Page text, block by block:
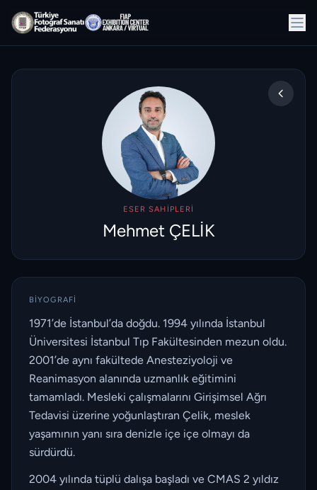
ESER SAHIPLERI
Mehmet ÇELİK
BIYOGRAFI
1971’de İstanbul’da doğdu. 1994 yılında İstanbul
Üniversitesi İstanbul Tıp Fakültesinden mezun oldu.
2001’de aynı fakültede Anesteziyoloji ve
Reanimasyon alanında uzmanlık eğitimini
tamamladı. Mesleki çalışmalarını Girişimsel Ağrı
Tedavisi üzerine yoğunlaştıran Çelik, meslek
yaşamının yanı sıra denizle içe içe olmayı da
sürdürdü.
2004 yılında tüplü dalışa başladı ve CMAS 2 yıldız